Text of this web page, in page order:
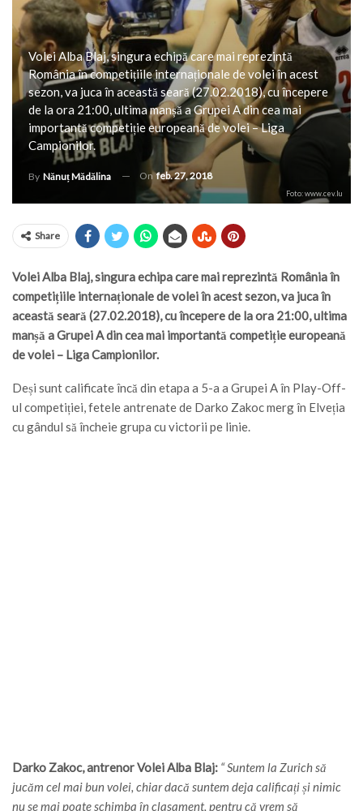
Volei Alba Blaj, singura echipă care mai reprezintă
România în competițiile internaționale de volei în acest
sezon, va juca în această seară (27.02.2018), cu începere
de la ora 21:00, ultima manșă a Grupei A din cea mai
importantă competiție europeană de volei – Liga
Campionilor.
By Nănuț Mădălina Onfeb. 27, 2018
Foto: www.cev.lu
Share
Volei Alba Blaj, singura echipa care mai reprezintă România în
competițiile internaționale de volei în acest sezon, va juca în
această seară (27.02.2018), cu începere de la ora 21:00, ultima
manșă a Grupei A din cea mai importantă competiție europeană
de volei – Liga Campionilor.
Deși sunt calificate încă din etapa a 5-a a Grupei A în Play-Off-
ul competiției, fetele antrenate de Darko Zakoc merg în Elveția
cu gândul să încheie grupa cu victorii pe linie.
Darko Zakoc, antrenor Volei Alba Blaj: “ Suntem la Zurich să
jucăm cel mai bun volei, chiar dacă suntem deja calificați și nimic
nu se mai poate schimba în clasament, pentru că vrem să